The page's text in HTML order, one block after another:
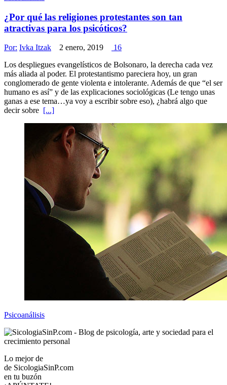
¿Por qué las religiones protestantes son tan
atractivas para los psicóticos?
Por: Ivka Itzak 2 enero, 2019
16
Los despliegues evangelísticos de Bolsonaro, la derecha cada vez
más aliada al poder. El protestantismo pareciera hoy, un gran
conglomerado de gente violenta e intolerante. Además de que “el ser
humano es así” y de las explicaciones sociológicas (Le tengo unas
ganas a ese tema…ya voy a escribir sobre eso), ¿habrá algo que
decir sobre [...]
Psicoanálisis
Lo mejor de
de SicologiaSinP.com
en tu buzón